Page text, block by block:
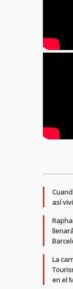
así
La
en el